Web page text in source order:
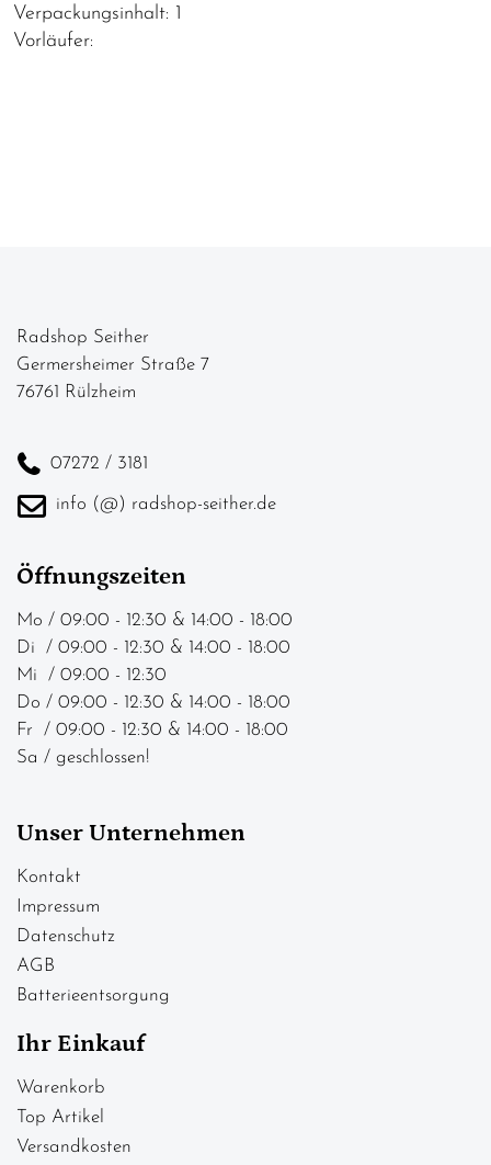
Verpackungsinhalt: 1
Vorläufer:
Radshop Seither
Germersheimer Straße 7
76761 Rülzheim
07272 / 3181
info (@) radshop-seither.de
Öffnungszeiten
Mo / 09:00 - 12:30 & 14:00 - 18:00
Di / 09:00 - 12:30 & 14:00 - 18:00
Mi / 09:00 - 12:30
Do / 09:00 - 12:30 & 14:00 - 18:00
Fr / 09:00 - 12:30 & 14:00 - 18:00
Sa / geschlossen!
Unser Unternehmen
Kontakt
Impressum
Datenschutz
AGB
Batterieentsorgung
Ihr Einkauf
Warenkorb
Top Artikel
Versandkosten